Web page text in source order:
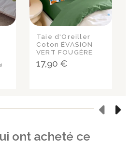
Taie d'Oreiller
Coton ÉVASION
VERT FOUGÈRE
17,90 €
ont acheté ce